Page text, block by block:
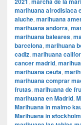
marihuana afrodisiaca
aluche, marihuana
marihuana andorra,
marihuana baleares,
barcelona, marihuana
cadiz, marihuana
cancer madrid,
marihuana ceuta,
marihuana comprar
frutas, marihuana de
marihuana en Madrid,
Marihuana in malmo
Marihuana in